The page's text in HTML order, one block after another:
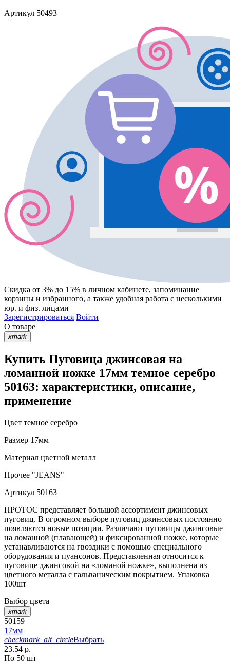
Артикул 50493
Скидка от 3% до 15% в личном кабинете, запоминание
корзины и избранного, а также удобная работа с несколькими
юр. и физ. лицами
Зарегистрироваться Войти
О товаре
xmark
Купить Пуговица джинсовая на
ломанной ножке 17мм темное серебро
50163: характеристики, описание,
применение
Цвет темное серебро
Размер 17мм
Материал цветной металл
Прочее "JEANS"
Артикул 50163
ПРОТОС представляет большой ассортимент джинсовых
пуговиц. В огромном выборе пуговиц джинсовых постоянно
появляются новые позиции. Различают пуговицы джинсовые
на ломанной (плавающей) и фиксированной ножке, которые
устанавливаются на гвоздики с помощью специального
оборудования и пуансонов. Представленная относится к
пуговице джинсовой на «ломаной ножке», выполнена из
цветного металла с гальваническим покрытием. Упаковка
100шт
Выбор цвета
xmark
50159
17мм
checkmark_alt_circleВыбрать
23.54 р.
По 50 шт